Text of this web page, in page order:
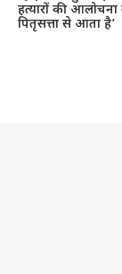
हत्यारों की
पितृसत्ता से आता है’